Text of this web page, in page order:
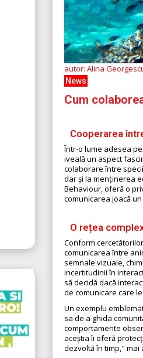
autor: Alina
News
Cum
Cooperarea
Într-o lume adesea
iveală un aspect
colaborare între
dar și la menținerea
Behaviour, oferă o
comunicarea joacă
O rețea
Conform
comunicarea între
semnale vizuale,
incertitudinii în
să decidă dacă
de comunicare care
Un exemplu
sa de a ghida
comportamente
aceștia îi oferă
dezvoltă în timp," mai